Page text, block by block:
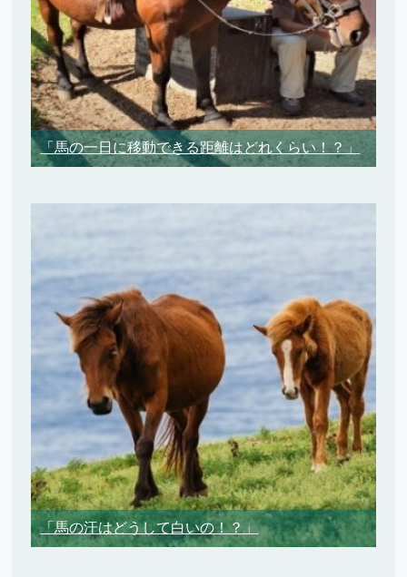
「馬の一日に移動できる距離はどれくらい！？」
「馬の汗はどうして白いの！？」